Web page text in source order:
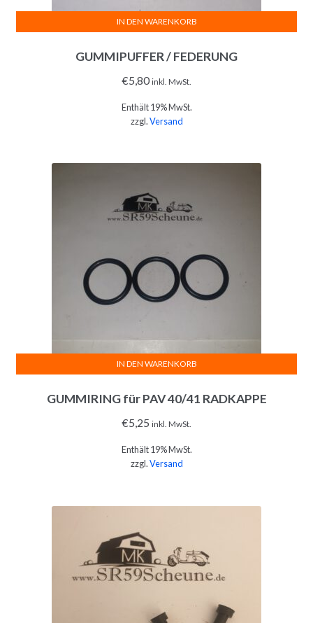
GUMMIPUFFER / FEDERUNG
€5,80 inkl. MwSt.
Enthält 19% MwSt.
zzgl.Versand
IN DEN WARENKORB
GUMMIRING für PAV 40/41 RADKAPPE
€5,25 inkl. MwSt.
Enthält 19% MwSt.
zzgl.Versand
IN DEN WARENKORB